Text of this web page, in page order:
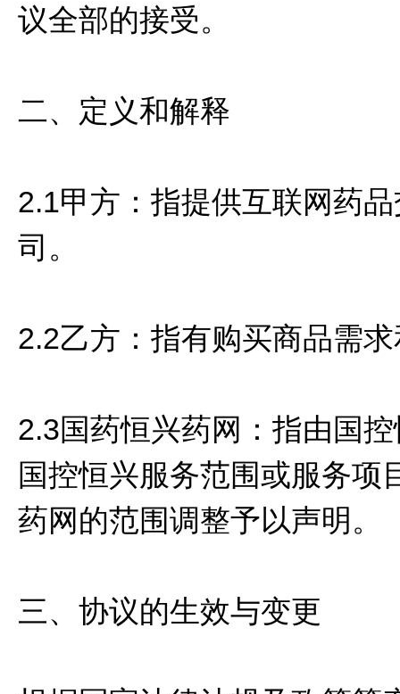
议全部的接受。
二、定义和解释
2.1甲方：指提供互联网药
司。
2.2乙方：指有购买商品需
2.3国药恒兴药网：指由国
国控恒兴服务范围或服务项
药网的范围调整予以声明。
三、协议的生效与变更